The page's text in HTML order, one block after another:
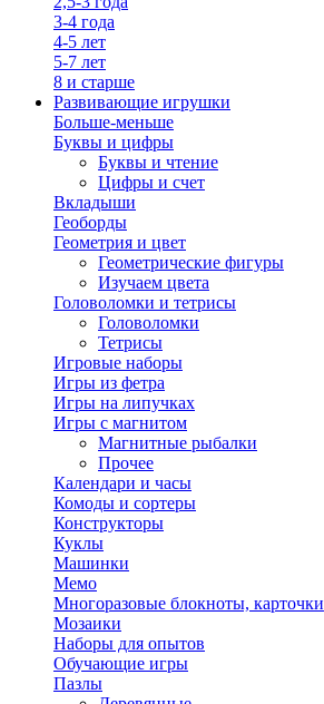
3-4 года
4-5 лет
5-7 лет
8 и старше
Развивающие игрушки
Больше-меньше
Буквы и цифры
Буквы и чтение
Цифры и счет
Вкладыши
Геоборды
Геометрия и цвет
Геометрические фигуры
Изучаем цвета
Головоломки и тетрисы
Головоломки
Тетрисы
Игровые наборы
Игры из фетра
Игры на липучках
Игры с магнитом
Магнитные рыбалки
Прочее
Календари и часы
Комоды и сортеры
Конструкторы
Куклы
Машинки
Мемо
Многоразовые блокноты, карточки
Мозаики
Наборы для опытов
Обучающие игры
Пазлы